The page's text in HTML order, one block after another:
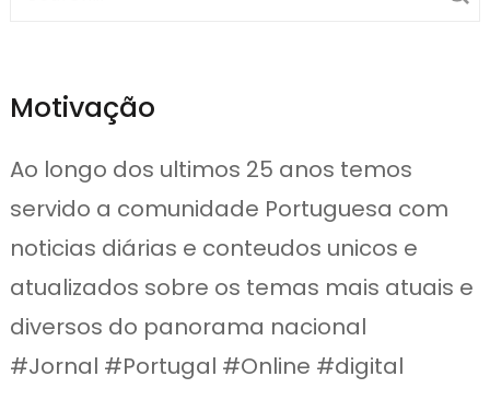
Motivação
Ao longo dos ultimos 25 anos temos
servido a comunidade Portuguesa com
noticias diárias e conteudos unicos e
atualizados sobre os temas mais atuais e
diversos do panorama nacional
#Jornal #Portugal #Online #digital